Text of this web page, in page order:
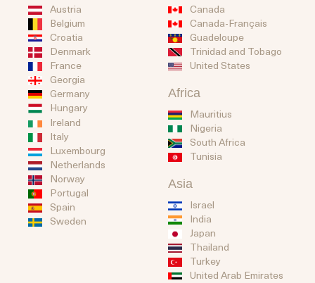
Austria
Belgium
Croatia
Denmark
France
Georgia
Germany
Hungary
Ireland
Italy
Luxembourg
Netherlands
Norway
Portugal
Spain
Sweden
Canada
Canada-Français
Guadeloupe
Trinidad and Tobago
United States
Africa
Mauritius
Nigeria
South Africa
Tunisia
Asia
Israel
India
Japan
Thailand
Turkey
United Arab Emirates